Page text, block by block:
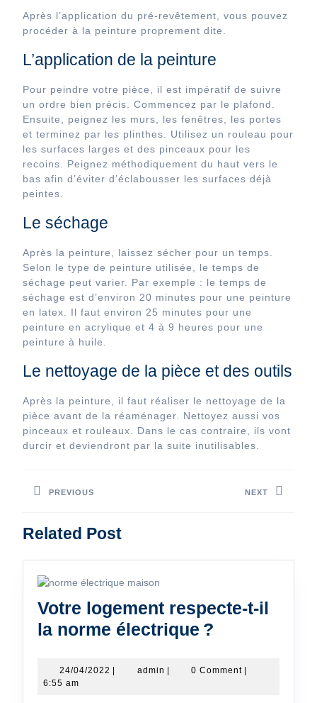
Après l’application du pré-revêtement, vous pouvez
procéder à la peinture proprement dite.
L’application de la peinture
Pour peindre votre pièce, il est impératif de suivre
un ordre bien précis. Commencez par le plafond.
Ensuite, peignez les murs, les fenêtres, les portes
et terminez par les plinthes. Utilisez un rouleau pour
les surfaces larges et des pinceaux pour les
recoins. Peignez méthodiquement du haut vers le
bas afin d’éviter d’éclabousser les surfaces déjà
peintes.
Le séchage
Après la peinture, laissez sécher pour un temps.
Selon le type de peinture utilisée, le temps de
séchage peut varier. Par exemple : le temps de
séchage est d’environ 20 minutes pour une peinture
en latex. Il faut environ 25 minutes pour une
peinture en acrylique et 4 à 9 heures pour une
peinture à huile.
Le nettoyage de la pièce et des outils
Après la peinture, il faut réaliser le nettoyage de la
pièce avant de la réaménager. Nettoyez aussi vos
pinceaux et rouleaux. Dans le cas contraire, ils vont
durcir et deviendront par la suite inutilisables.
de
PREVIOUS
post:
NEXT
Related Post
Votre logement respecte-t-il
la norme électrique ?
respecte-
24/04/2022 24/04/2022
admin admin0 Comment
6:55 am